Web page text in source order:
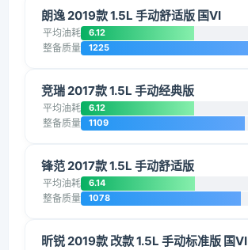
朗逸 2019款 1.5L 手动舒适版 国VI
平均油耗 6.12
整备质量 1225
竞瑞 2017款 1.5L 手动经典版
平均油耗 6.12
整备质量 1109
锋范 2017款 1.5L 手动舒适版
平均油耗 6.14
整备质量 1078
昕锐 2019款 改款 1.5L 手动标准版 国VI